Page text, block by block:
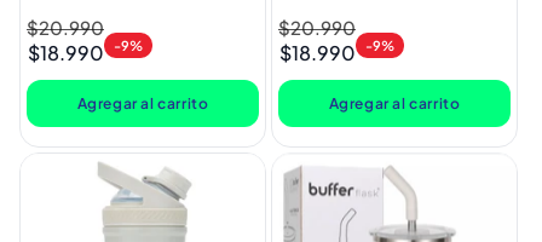
Negro
Precio
habitual
$20.990
Precio
de
oferta
$18.990 -9%
Agregar al carrito
Negro
Precio
habitual
$20.990
Precio
de
oferta
$18.990 -9%
Agregar al carrito